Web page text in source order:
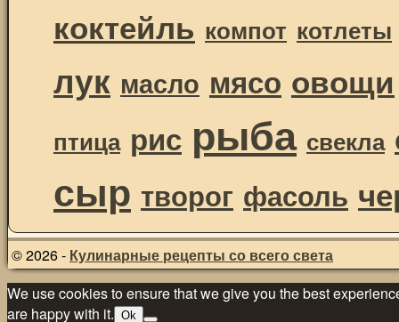
коктейль компот котлеты
лук масло мясо овощи
птица рис рыба свекла
сыр творог фасоль
© 2026 - Кулинарные рецепты со всего света
We use cookies to ensure that we give you the best
are happy with it. Ok